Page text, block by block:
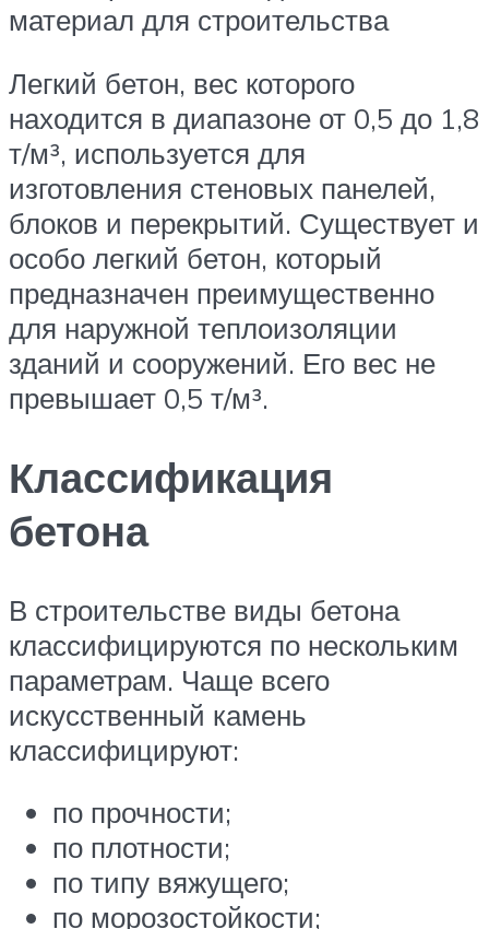
материал для строительства
Легкий бетон, вес которого
находится в диапазоне от 0,5 до 1,8
т/м³, используется для
изготовления стеновых панелей,
блоков и перекрытий. Существует и
особо легкий бетон, который
предназначен преимущественно
для наружной теплоизоляции
зданий и сооружений. Его вес не
превышает 0,5 т/м³.
Классификация
бетона
В строительстве виды бетона
классифицируются по нескольким
параметрам. Чаще всего
искусственный камень
классифицируют:
по прочности;
по плотности;
по типу вяжущего;
по морозостойкости;